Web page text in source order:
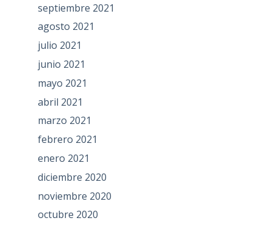
septiembre 2021
agosto 2021
julio 2021
junio 2021
mayo 2021
abril 2021
marzo 2021
febrero 2021
enero 2021
diciembre 2020
noviembre 2020
octubre 2020